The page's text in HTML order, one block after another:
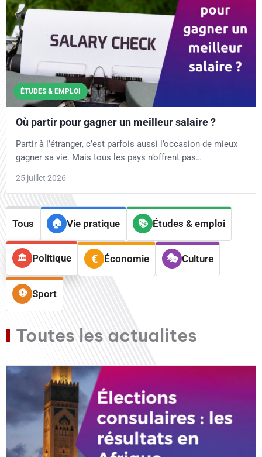
ÉTUDES & EMPLOI
Où partir pour gagner un meilleur salaire ?
Partir à l’étranger, c’est parfois aussi l’occasion de mieux
gagner sa vie. Mais tous les pays n’offrent pas…
25 juillet 2026
Tous Vie pratique Études & emploi
Politique Économie Culture
Sport
Toutes les actualites